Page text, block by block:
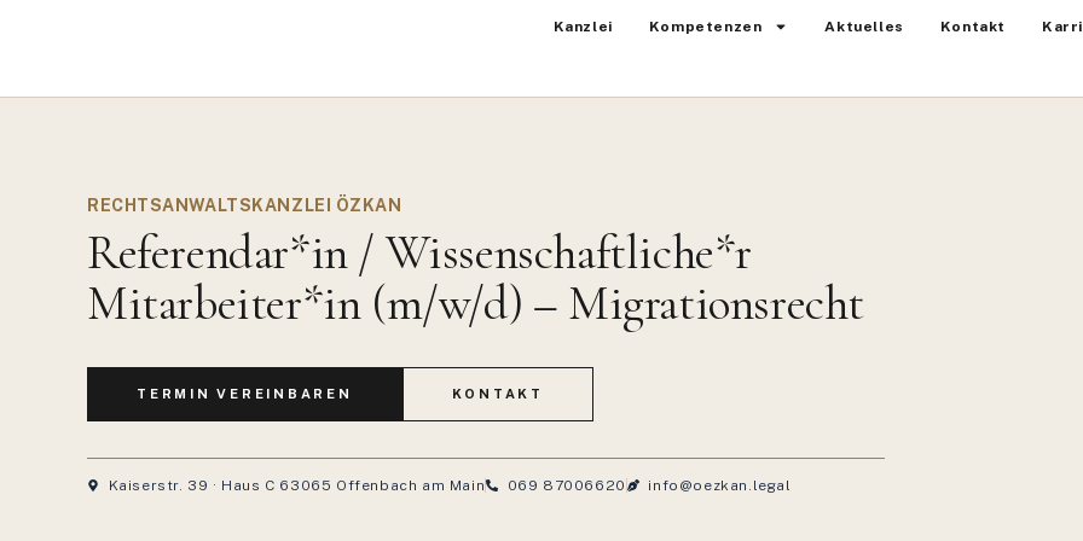
Kanzlei Kompetenzen Aktuelles Kontakt
RECHTSANWALTSKANZLEI ÖZKAN
Referendar*in / Wissenschaftliche*r
Mitarbeiter*in (m/w/d) – Migrationsrecht
TERMIN VEREINBAREN KONTAKT
Kaiserstr. 39 · Haus C 63065 Offenbach am Main 069 87006620 info@oezkan.legal